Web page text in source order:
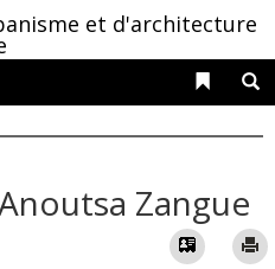
et d'architecture
Liens
Zangue
Vcard